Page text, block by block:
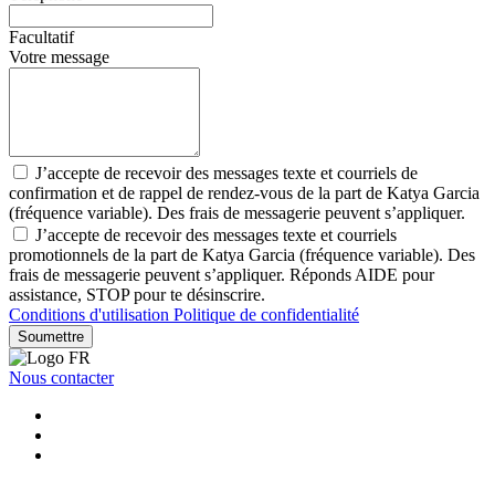
Facultatif
Votre message
J’accepte de recevoir des messages texte et courriels de
confirmation et de rappel de rendez-vous de la part de Katya Garcia
(fréquence variable). Des frais de messagerie peuvent s’appliquer.
J’accepte de recevoir des messages texte et courriels
promotionnels de la part de Katya Garcia (fréquence variable). Des
frais de messagerie peuvent s’appliquer. Réponds AIDE pour
assistance, STOP pour te désinscrire.
Conditions d'utilisation Politique de confidentialité
Soumettre
Nous contacter